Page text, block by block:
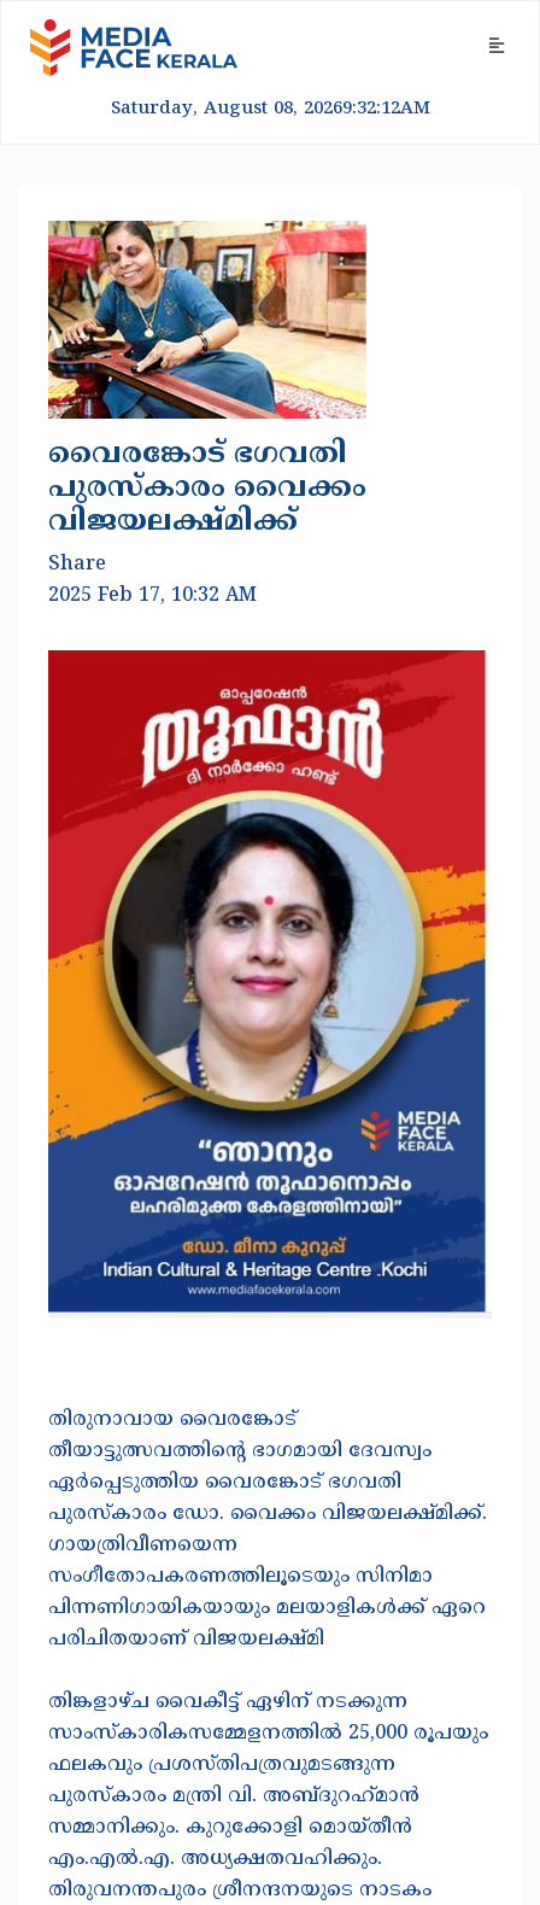
Saturday, August 08, 20269:32:13AM
വൈരങ്കോട് ഭഗവതി
പുരസ്‌കാരം വൈക്കം
വിജയലക്ഷ്മിക്ക്
Share
2025 Feb 17, 10:32 AM
തിരുനാവായ വൈരങ്കോട്
തീയാട്ടുത്സവത്തിൻ്റെ ഭാഗമായി ദേവസ്വം
ഏർപ്പെടുത്തിയ വൈരങ്കോട് ഭഗവതി
പുരസ്‌കാരം ഡോ. വൈക്കം വിജയലക്ഷ്മിക്ക്.
ഗായത്രിവീണയെന്ന
സംഗീതോപകരണത്തിലൂടെയും സിനിമാ
പിന്നണിഗായികയായും മലയാളികൾക്ക് ഏറെ
പരിചിതയാണ് വിജയലക്ഷ്മി
തിങ്കളാഴ്‌ച വൈകീട്ട് ഏഴിന് നടക്കുന്ന
സാംസ്‌കാരികസമ്മേളനത്തിൽ 25,000 രൂപയും
ഫലകവും പ്രശസ്‌തിപത്രവുമടങ്ങുന്ന
പുരസ്‌കാരം മന്ത്രി വി. അബ്ദുറഹ്‌മാൻ
സമ്മാനിക്കും. കുറുക്കോളി മൊയ്‌തീൻ
എം.എൽ.എ. അധ്യക്ഷതവഹിക്കും.
തിരുവനന്തപുരം ശ്രീനന്ദനയുടെ നാടകം